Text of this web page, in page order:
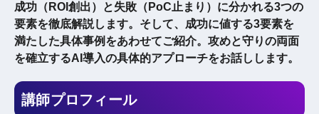
成功（ROI創出）と失敗（PoC止まり）に分かれる3つの
要素を徹底解説します。そして、成功に値する3要素を
満たした具体事例をあわせてご紹介。攻めと守りの両面
を確立するAI導入の具体的アプローチをお話しします。
講師プロフィール